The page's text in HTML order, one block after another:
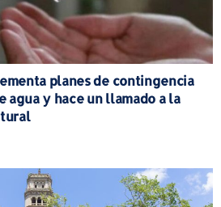
planes de contingencia
agua y hace un llamado a la